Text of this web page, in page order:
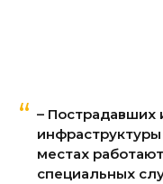
– Пострадавших
инфраструктуры
местах
специальных